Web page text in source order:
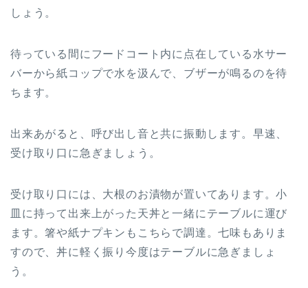
しょう。
待っている間にフードコート内に点在している水サー
バーから紙コップで水を汲んで、ブザーが鳴るのを待
ちます。
出来あがると、呼び出し音と共に振動します。早速、
受け取り口に急ぎましょう。
受け取り口には、大根のお漬物が置いてあります。小
皿に持って出来上がった天丼と一緒にテーブルに運び
ます。箸や紙ナプキンもこちらで調達。七味もありま
すので、丼に軽く振り今度はテーブルに急ぎましょ
う。